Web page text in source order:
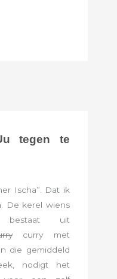
tegen te
Ischa”. Dat ik
De kerel wiens
bestaat uit
curry met
die gemiddeld
nodigt het